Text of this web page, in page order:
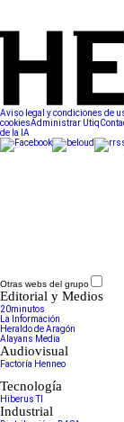
Aviso legal y condiciones de
cookiesAdministrar Utiq
de la IA
Otras webs del grupo
Editorial y Medios
20minutos
La Información
Heraldo de Aragón
Alayans Media
Audiovisual
Factoría Henneo
Tecnología
Hiberus TI
Industrial